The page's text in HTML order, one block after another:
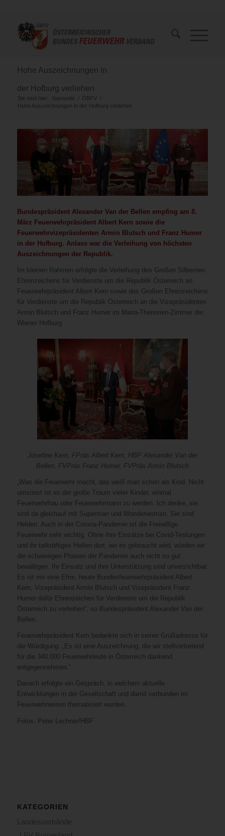
Hohe Auszeichnungen in
der Hofburg verliehen
Sie sind hier: Startseite / ÖBFV
/
Hohe Auszeichnungen in der Hofburg verliehen
Bundespräsident Alexander Van der Bellen empfing am 8.
März Feuerwehrpräsident Albert Kern sowie die
Feuerwehrvizepräsidenten Armin Blutsch und Franz Humer
in der Hofburg. Anlass war die Verleihung von höchsten
Auszeichnungen der Republik.
Im kleinen Rahmen erfolgte die Verleihung des Großen Silbernen
Ehrenzeichens für Verdienste um die Republik Österreich an
Feuerwehrpräsident Albert Kern sowie des Großen Ehrenzeichens
für Verdienste um die Republik Österreich an die Vizepräsidenten
Armin Blutsch und Franz Humer im Maria-Theresien-Zimmer der
Wiener Hofburg.
Josefine Kern, FPräs Albert Kern, HBP Alexander Van der
Bellen, FVPräs Franz Humer, FVPräs Armin Blutsch
„Was die Feuerwehr macht, das weiß man schon als Kind. Nicht
umsonst ist es der große Traum vieler Kinder, einmal
Feuerwehrfrau oder Feuerwehrmann zu werden. Ich denke, sie
sind da gleichauf mit Superman und Wonderwoman. Sie sind
Helden. Auch in der Corona-Pandemie ist die Freiwillige
Feuerwehr sehr wichtig. Ohne ihre Einsätze bei Covid-Testungen
und ihr tatkräftiges Helfen dort, wo es gebraucht wird, würden wir
die schwierigen Phasen der Pandemie auch nicht so gut
bewältigen. Ihr Einsatz und ihre Unterstützung sind unverzichtbar.
Es ist mir eine Ehre, heute Bundesfeuerwehrpräsident Albert
Kern, Vizepräsident Armin Blutsch und Vizepräsident Franz
Humer dafür Ehrenzeichen für Verdienste um die Republik
Österreich zu verleihen“, so Bundespräsident Alexander Van der
Bellen.
Feuerwehrpräsident Kern bedankte sich in seiner Grußadresse für
die Würdigung: „Es ist eine Auszeichnung, die wir stellvertretend
für die 340.000 Feuerwehrleute in Österreich dankend
entgegennehmen.“
Danach erfolgte ein Gespräch, in welchem aktuelle
Entwicklungen in der Gesellschaft und damit verbunden im
Feuerwehrwesen thematisiert wurden.
Fotos: Peter Lechner/HBF
KATEGORIEN